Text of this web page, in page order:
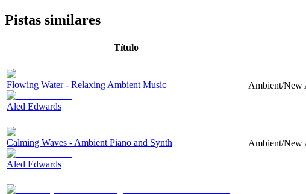
Pistas similares
Título
Flowing Water - Relaxing Ambient Music
Aled Edwards
Ambient/New
Calming Waves - Ambient Piano and Synth
Aled Edwards
Ambient/New